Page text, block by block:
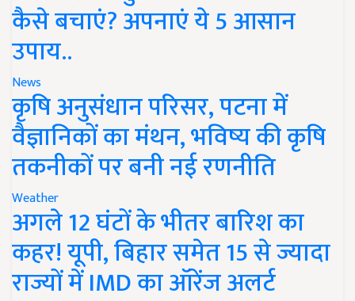
कैसे बचाएं? अपनाएं ये 5 आसान
उपाय..
News
कृषि अनुसंधान परिसर, पटना में
वैज्ञानिकों का मंथन, भविष्य की कृषि
तकनीकों पर बनी नई रणनीति
Weather
अगले 12 घंटों के भीतर बारिश का
कहर! यूपी, बिहार समेत 15 से ज्यादा
राज्यों में IMD का ऑरेंज अलर्ट